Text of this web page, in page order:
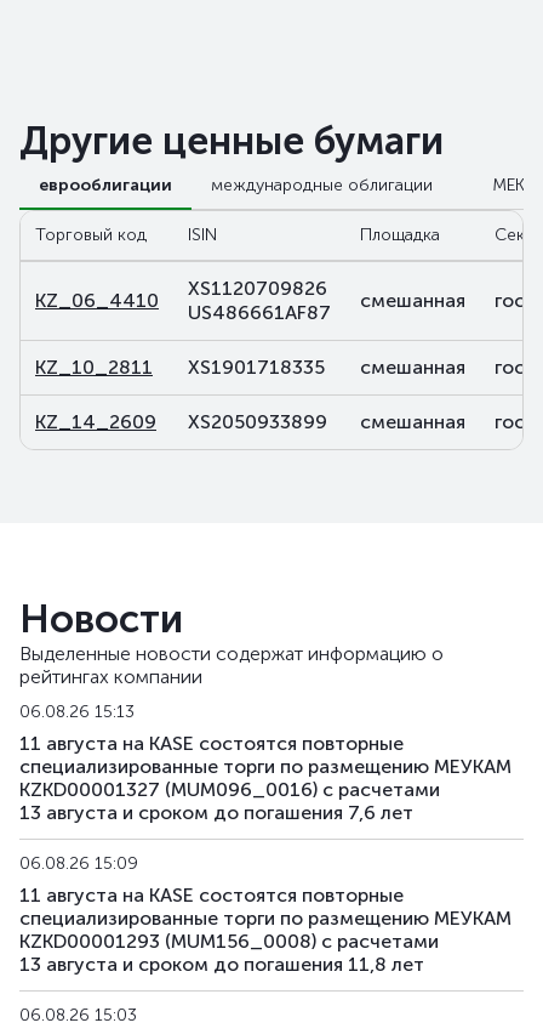
Другие ценные бумаги
еврооблигации международные облигации
Торговый код ISIN Площадка
KZ_06_4410
XS1120709826
US486661AF87
смешанная
KZ_10_2811 XS1901718335 смешанная
KZ_14_2609 XS2050933899 смешанная
Новости
Выделенные новости содержат информацию о
рейтингах компании
06.08.26 15:13
11 августа на KASE состоятся повторные
специализированные торги по размещению МЕУКАМ
KZKD00001327 (MUM096_0016) с расчетами
13 августа и сроком до погашения 7,6 лет
06.08.26 15:09
11 августа на KASE состоятся повторные
специализированные торги по размещению МЕУКАМ
KZKD00001293 (MUM156_0008) с расчетами
13 августа и сроком до погашения 11,8 лет
06.08.26 15:03